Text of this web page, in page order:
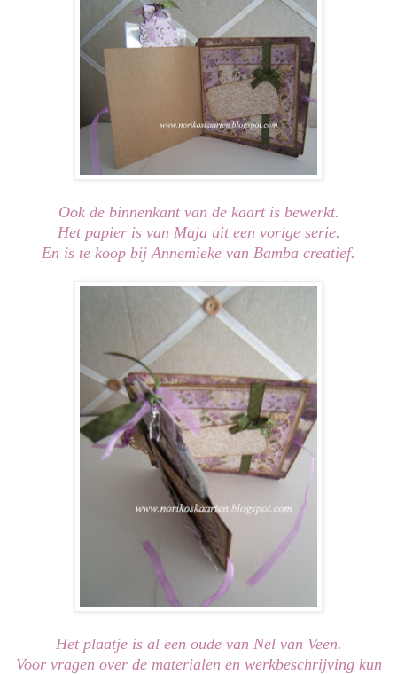
Ook de binnenkant van de kaart is bewerkt.
Het papier is van Maja uit een vorige serie.
En is te koop bij Annemieke van Bamba creatief.
Het plaatje is al een oude van Nel van Veen.
Voor vragen over de materialen en werkbeschrijving kun